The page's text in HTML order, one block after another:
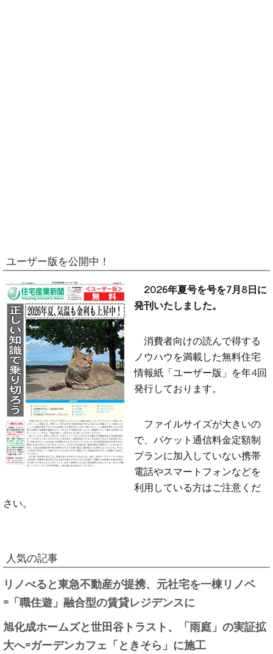
ユーザー版を公開中！
2026年夏号を号を7月8日に
発刊いたしました。
消費者向けの読んで得する
ノウハウを満載した無料住宅
情報紙「ユーザー版」を年4回
発行しております。
ファイルサイズが大きいの
で、パケット通信料金定額制
プランに加入していない携帯
電話やスマートフォンなどを
利用している方はご注意くだ
さい。
人気の記事
リノべると東急不動産が提携、元社宅を一棟リノベ
=「職住遊」融合型の賃貸レジデンスに
旭化成ホームズと世田谷トラスト、「雨庭」の実証拡
大へ=ガーデンカフェ「ときそら」に施工